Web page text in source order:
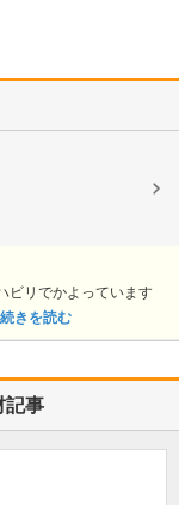
ビリでかよっています
続きを読む
記事